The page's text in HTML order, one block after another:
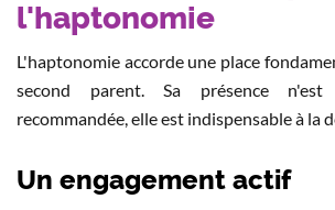
l'haptonomie
L'haptonomie accorde une place
second parent. Sa présence n'est
recommandée, elle est indispensable à la
Un engagement actif